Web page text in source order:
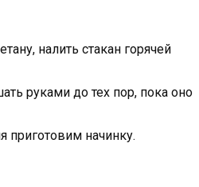
налить стакан горячей
руками до тех пор, пока оно
приготовим начинку.